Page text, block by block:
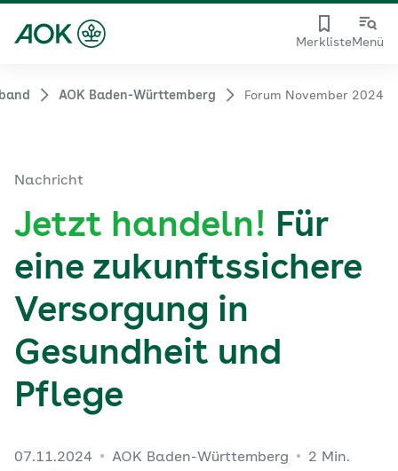
MerklisteMenü
AOK Baden-Württemberg Forum November 2024
Nachricht
Jetzt handeln! Für
eine zukunftssichere
Versorgung in
Gesundheit und
Pflege
07.11.2024 AOK Baden-Württemberg
2 Min.